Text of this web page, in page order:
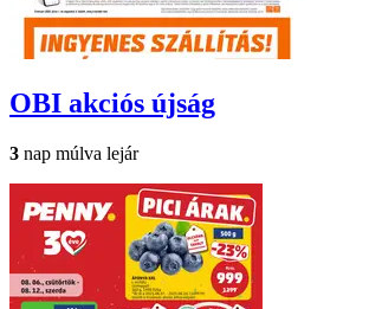
OBI akciós újság
3 nap múlva lejár